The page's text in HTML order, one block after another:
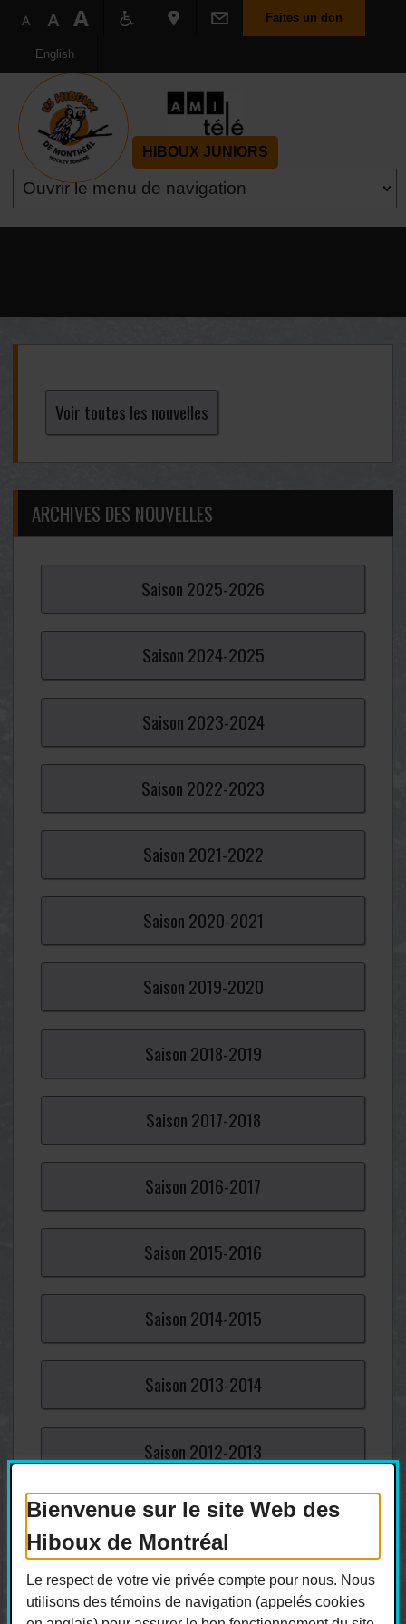
Bienvenue sur le site Web des
Hiboux de Montréal
Le respect de votre vie privée compte pour nous. Nous
utilisons des témoins de navigation (appelés cookies
Faites un don
English
HIBOUX JUNIORS
Voir toutes les nouvelles
ARCHIVES DES NOUVELLES
Saison 2025-2026
Saison 2024-2025
Saison 2023-2024
Saison 2022-2023
Saison 2021-2022
Saison 2020-2021
Saison 2019-2020
Saison 2018-2019
Saison 2017-2018
Saison 2016-2017
Saison 2015-2016
Saison 2014-2015
Saison 2013-2014
Saison 2012-2013
Saison2011-2012
Saison2010-2011